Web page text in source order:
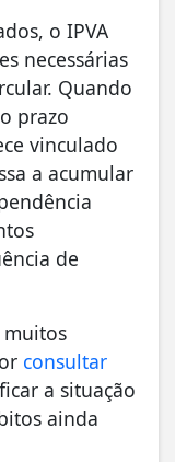
o IPVA
necessárias
Quando
prazo
vinculado
a acumular
de
muitos
consultar
a situação
ainda